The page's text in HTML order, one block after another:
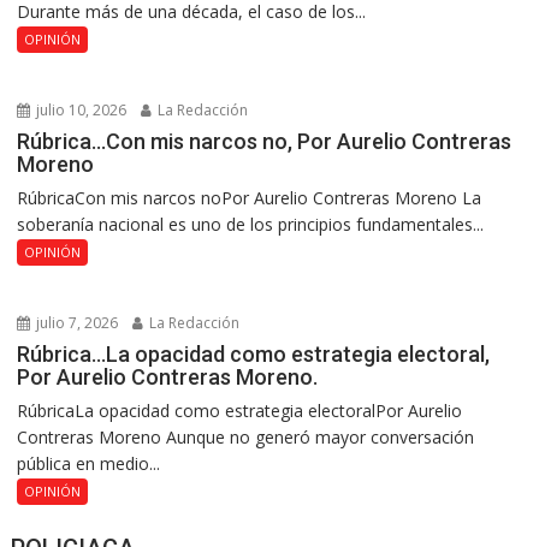
Durante más de una década, el caso de los...
OPINIÓN
julio 10, 2026 La Redacción
Rúbrica…Con mis narcos no, Por Aurelio Contreras
Moreno
RúbricaCon mis narcos noPor Aurelio Contreras Moreno La
soberanía nacional es uno de los principios fundamentales...
OPINIÓN
julio 7, 2026 La Redacción
Rúbrica…La opacidad como estrategia electoral,
Por Aurelio Contreras Moreno.
RúbricaLa opacidad como estrategia electoralPor Aurelio
Contreras Moreno Aunque no generó mayor conversación
pública en medio...
OPINIÓN